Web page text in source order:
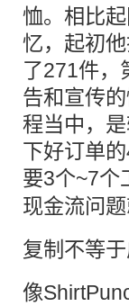
恤。相比
忆，起初
了271件，
告和宣传
程当中，
下好订单
要3个~7个
现金流问题
复制不等
像